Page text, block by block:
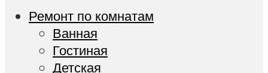
Ремонт по комнатам
Ванная
Гостиная
Детская